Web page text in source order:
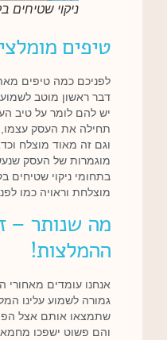
ניקוי שטיחים
טיפים מומלצים
לפניכם כמה טיפים מאתנו
דבר ראשון מוטב לשמוע
יש להם לומר על טיב
תחילה את העסק עצמו, על
וגם זה מאוד מוצלח וכדאי.
מוגמרות של העסק שנעשו
בתחומי ניקוי שטיחים
מוצלחת וראויה כמו לפני
מה שנותר –
ההמלצות!
אנחנו עומדים מאחורי
גמורה לשמוע עלינו
שתמצאו אותם אצל
והם פשוט ישפכו מחמאות